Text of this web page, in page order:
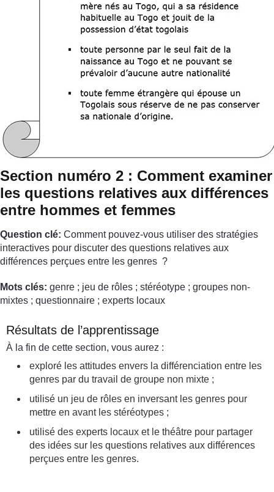
Section numéro 2 : Comment examiner
les questions relatives aux différences
entre hommes et femmes
Question clé: Comment pouvez-vous utiliser des stratégies
interactives pour discuter des questions relatives aux
différences perçues entre les genres ?
Mots clés: genre ; jeu de rôles ; stéréotype ; groupes non-
mixtes ; questionnaire ; experts locaux
Résultats de l’apprentissage
À la fin de cette section, vous aurez :
exploré les attitudes envers la différenciation entre les
genres par du travail de groupe non mixte ;
utilisé un jeu de rôles en inversant les genres pour
mettre en avant les stéréotypes ;
utilisé des experts locaux et le théâtre pour partager
des idées sur les questions relatives aux différences
perçues entre les genres.